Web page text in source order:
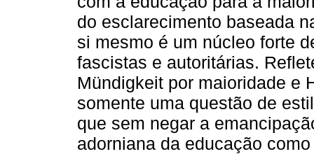
do esclarecimento baseada
si mesmo é um núcleo forte
fascistas e autoritárias.
Mündigkeit por maioridade e
somente uma questão de
que sem negar a
adorniana da educação